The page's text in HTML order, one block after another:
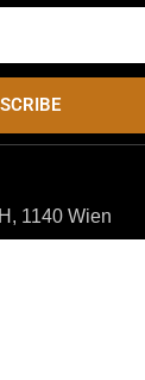
1140 Wien